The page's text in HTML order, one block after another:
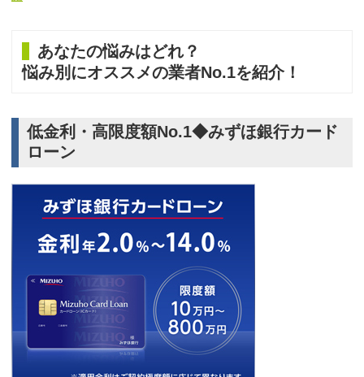
あなたの悩みはどれ？
悩み別にオススメの業者No.1を紹介！
低金利・高限度額No.1◆みずほ銀行カード
ローン